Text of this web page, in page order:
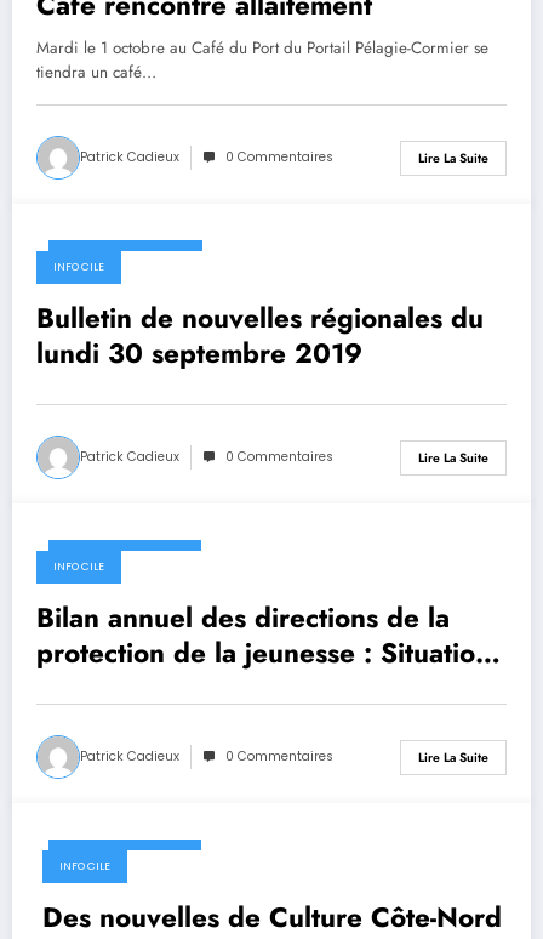
Mardi le 1 octobre au Café du Port du Portail Pélagie-Cormier se
tiendra un café…
Patrick Cadieux 0 Commentaires Lire La Suite
30 septembre 2019
INFO CILE
Bulletin de nouvelles régionales du
lundi 30 septembre 2019
Patrick Cadieux 0 Commentaires Lire La Suite
27 septembre 2019
INFO CILE
Bilan annuel des directions de la
protection de la jeunesse : Situation
Patrick Cadieux 0 Commentaires Lire La Suite
27 septembre 2019
INFO CILE
Des nouvelles de Culture Côte-Nord